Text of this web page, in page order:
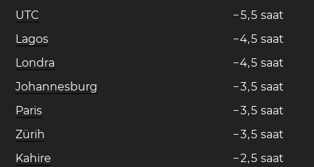
UTC
−5,5 saat
Lagos
−4,5 saat
Londra
−4,5 saat
Johannesburg
−3,5 saat
Paris
−3,5 saat
Zürih
−3,5 saat
Kahire
−2,5 saat